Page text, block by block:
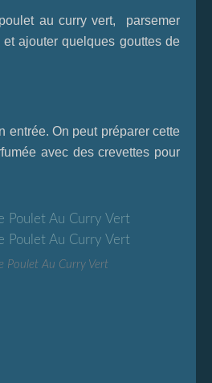
au curry vert, parsemer
ajouter quelques gouttes de
entrée. On peut préparer cette
avec des crevettes pour
Poulet Au Curry Vert